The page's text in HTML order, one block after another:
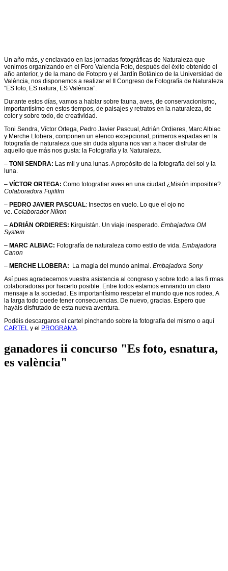
Un año más, y enclavado en las jornadas fotográficas de Naturaleza que
venimos organizando en el Foro Valencia Foto, después del éxito obtenido el
año anterior, y de la mano de Fotopro y el Jardín Botánico de la Universidad de
València, nos disponemos a realizar el II Congreso de Fotografía de Naturaleza
“ES foto, ES natura, ES València”.
Durante estos días, vamos a hablar sobre fauna, aves, de conservacionismo,
importantísimo en estos tiempos, de paisajes y retratos en la naturaleza, de
color y sobre todo, de creatividad.
Toni Sendra, Víctor Ortega, Pedro Javier Pascual, Adrián Ordieres, Marc Albiac
y Merche Llobera, componen un elenco excepcional, primeros espadas en la
fotografía de naturaleza que sin duda alguna nos van a hacer disfrutar de
aquello que más nos gusta: la Fotografía y la Naturaleza.
– TONI SENDRA: Las mil y una lunas. A propósito de la fotografía del sol y la
luna.
– VÍCTOR ORTEGA: Como fotografiar aves en una ciudad ¿Misión imposible?.
Colaboradora Fujifilm
– PEDRO JAVIER PASCUAL: Insectos en vuelo. Lo que el ojo no
ve. Colaborador Nikon
– ADRIÁN ORDIERES: Kirguistán. Un viaje inesperado. Embajadora OM
System
– MARC ALBIAC: Fotografía de naturaleza como estilo de vida. Embajadora
Canon
– MERCHE LLOBERA: La magia del mundo animal. Embajadora Sony
Así pues agradecemos vuestra asistencia al congreso y sobre todo a las fi rmas
colaboradoras por hacerlo posible. Entre todos estamos enviando un claro
mensaje a la sociedad. Es importantísimo respetar el mundo que nos rodea. A
la larga todo puede tener consecuencias. De nuevo, gracias. Espero que
hayáis disfrutado de esta nueva aventura.
Podéis descargaros el cartel pinchando sobre la fotografía del mismo o aquí
CARTEL y el PROGRAMA
ganadores ii concurso "Es foto, esnatura,
es valència"